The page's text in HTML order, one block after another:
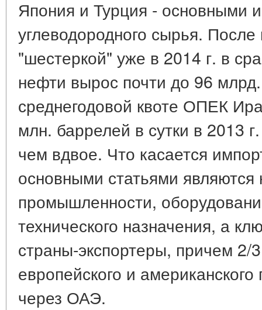
Япония и Турция - основными
углеводородного сырья.
"шестеркой" уже в 2014 г. в
нефти вырос почти до 96
среднегодовой квоте ОПЕК
млн. баррелей в сутки в 2013
чем вдвое. Что касается
основными статьями
промышленности,
технического назначения, а
страны-экспортеры, причем 2/
европейского и
через ОАЭ.